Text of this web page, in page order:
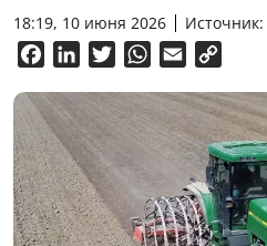
18:19, 10 июня 2026 Источник:
FacebookLinkedInTwitterWhatsApp
Email